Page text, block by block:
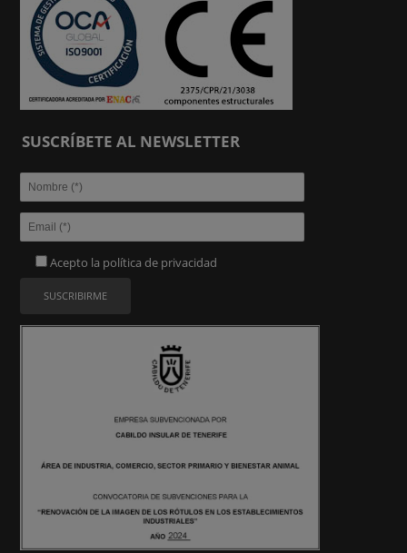
SUSCRÍBETE AL NEWSLETTER
Acepto la política de privacidad